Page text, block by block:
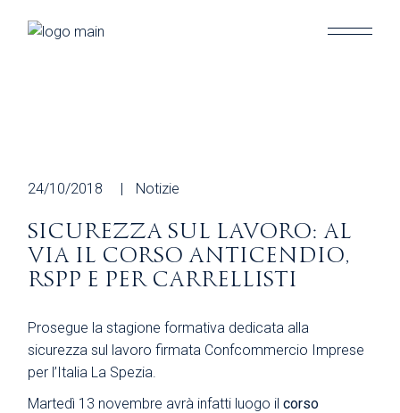
24/10/2018 Notizie
SICUREZZA SUL LAVORO: AL
VIA IL CORSO ANTICENDIO,
RSPP E PER CARRELLISTI
Prosegue la stagione formativa dedicata alla
sicurezza sul lavoro firmata Confcommercio Imprese
per l’Italia La Spezia.
Martedì 13 novembre avrà infatti luogo ilcorso